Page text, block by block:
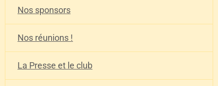
Nos sponsors
Nos réunions !
La Presse et le club